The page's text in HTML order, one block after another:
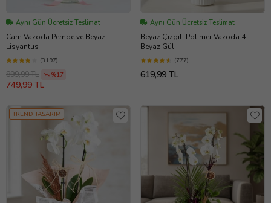
Aynı Gün Ücretsiz Teslimat
Cam Vazoda Pembe ve Beyaz
Lisyantus
(3197)
899,99 TL %17
749,99 TL
Aynı Gün Ücretsiz Teslimat
Beyaz Çizgili Polimer Vazoda 4
Beyaz Gül
(777)
619,99 TL
TREND TASARIM